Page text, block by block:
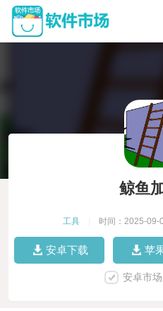
鲸鱼
工具 时间：2025-09-
安卓下载 苹
安卓市